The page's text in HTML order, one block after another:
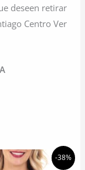
deseen retirar
Centro Ver
-38%